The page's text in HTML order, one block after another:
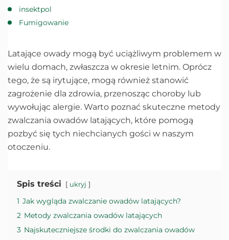
insektpol
Fumigowanie
Latające owady mogą być uciążliwym problemem w
wielu domach, zwłaszcza w okresie letnim. Oprócz
tego, że są irytujące, mogą również stanowić
zagrożenie dla zdrowia, przenosząc choroby lub
wywołując alergie. Warto poznać skuteczne metody
zwalczania owadów latających, które pomogą
pozbyć się tych niechcianych gości w naszym
otoczeniu.
Spis treści ukryj
1 Jak wygląda zwalczanie owadów latających?
2 Metody zwalczania owadów latających
3 Najskuteczniejsze środki do zwalczania owadów